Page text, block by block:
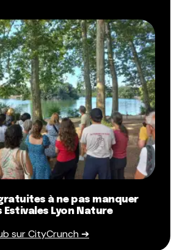
à ne pas manquer
Estivales Lyon Nature
sur CityCrunch ➔